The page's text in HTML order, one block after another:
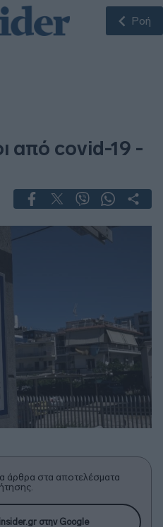
Ροή
από covid-19 -
άρθρα στα αποτελέσματα
στην Google